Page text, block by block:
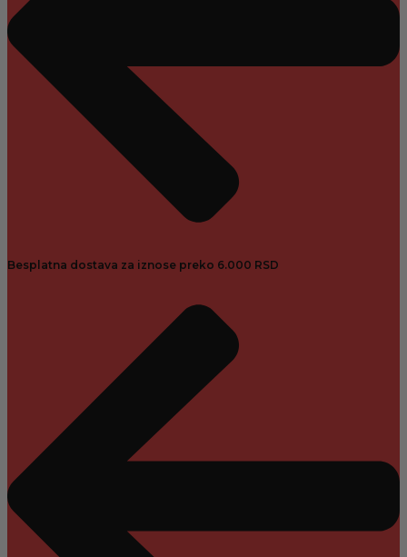
Besplatna dostava za iznose preko 6.000 RSD